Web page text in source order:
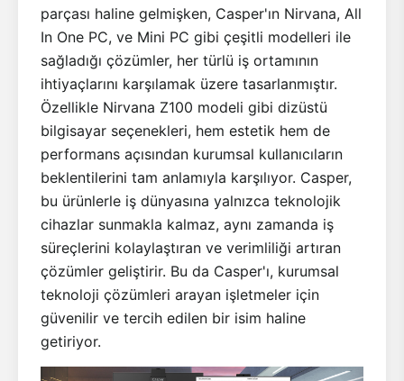
parçası haline gelmişken, Casper'ın Nirvana, All
In One PC, ve Mini PC gibi çeşitli modelleri ile
sağladığı çözümler, her türlü iş ortamının
ihtiyaçlarını karşılamak üzere tasarlanmıştır.
Özellikle Nirvana Z100 modeli gibi dizüstü
bilgisayar seçenekleri, hem estetik hem de
performans açısından kurumsal kullanıcıların
beklentilerini tam anlamıyla karşılıyor. Casper,
bu ürünlerle iş dünyasına yalnızca teknolojik
cihazlar sunmakla kalmaz, aynı zamanda iş
süreçlerini kolaylaştıran ve verimliliği artıran
çözümler geliştirir. Bu da Casper'ı, kurumsal
teknoloji çözümleri arayan işletmeler için
güvenilir ve tercih edilen bir isim haline
getiriyor.